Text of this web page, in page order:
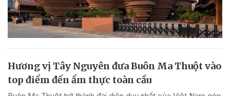
Hương vị Tây Nguyên đưa Buôn Ma Thuột vào
top điểm đến ẩm thực toàn cầu